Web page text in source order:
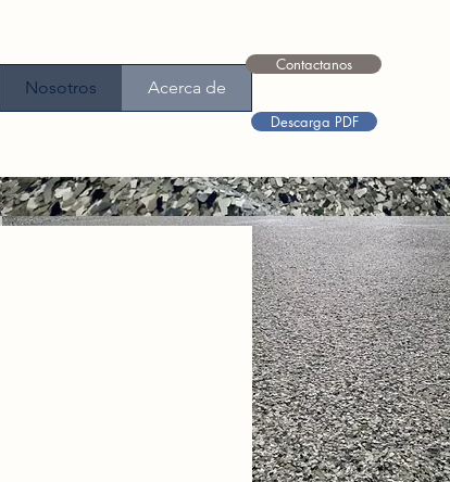
Nosotros Acerca de
Contactanos
Descarga PDF